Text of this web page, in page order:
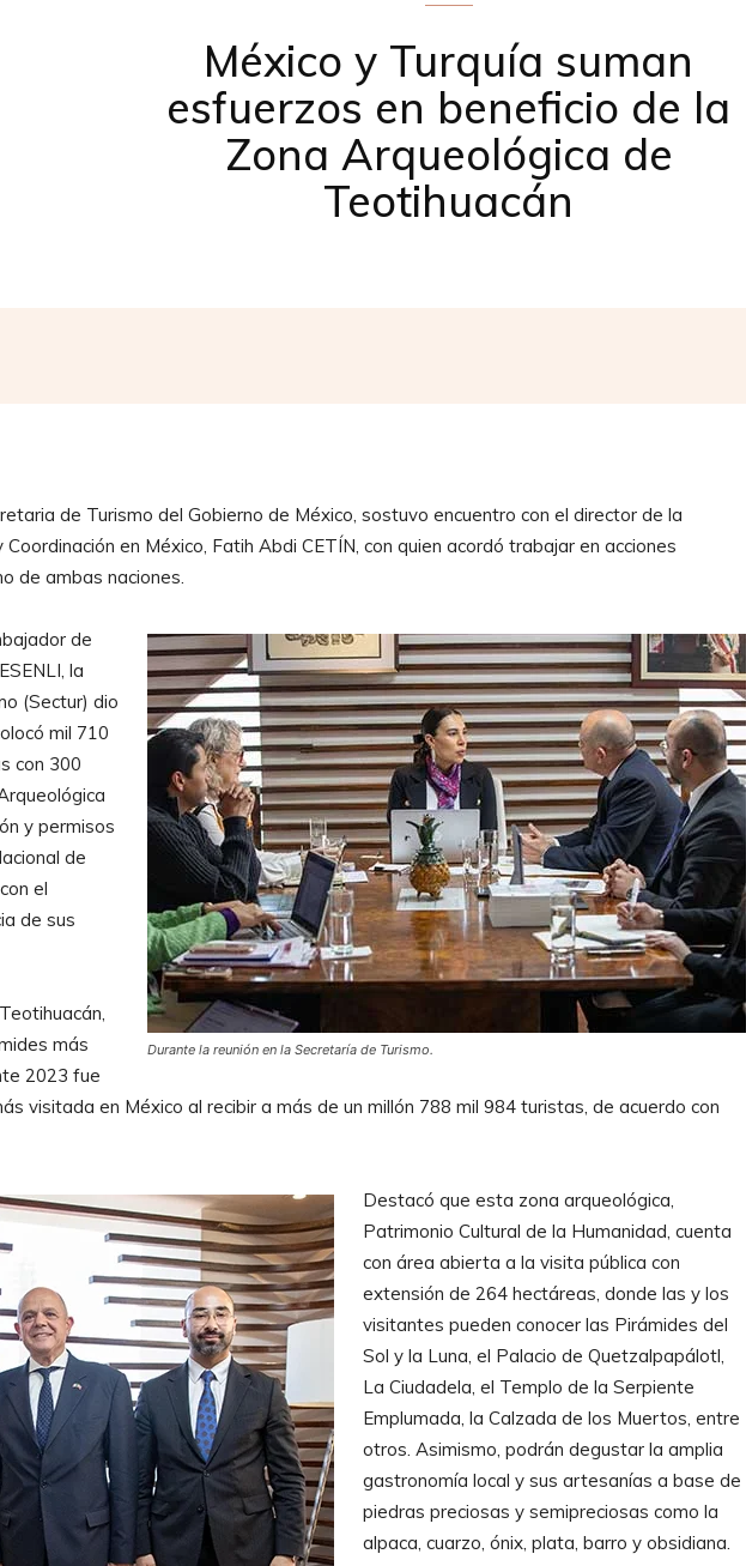
México y Turquía suman
esfuerzos en beneficio de la
Zona Arqueológica de
Teotihuacán
de Turismo del Gobierno de México, sostuvo encuentro con el director de la
en México, Fatih Abdi CETÍN, con quien acordó trabajar en acciones
de ambas naciones.
Durante la reunión en la Secretaría de Turismo.
de
la
(Sectur) dio
mil 710
con 300
y permisos
de
el
de sus
más
2023 fue
visitada en México al recibir a más de un millón 788 mil 984 turistas, de acuerdo con
Destacó que esta zona arqueológica,
Patrimonio Cultural de la Humanidad, cuenta
con área abierta a la visita pública con
extensión de 264 hectáreas, donde las y los
visitantes pueden conocer las Pirámides del
Sol y la Luna, el Palacio de Quetzalpapálotl,
La Ciudadela, el Templo de la Serpiente
Emplumada, la Calzada de los Muertos, entre
otros. Asimismo, podrán degustar la amplia
gastronomía local y sus artesanías a base de
piedras preciosas y semipreciosas como la
alpaca, cuarzo, ónix, plata, barro y obsidiana.